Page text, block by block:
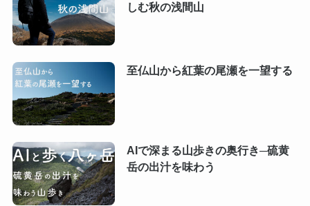
しむ秋の浅間山
至仏山から紅葉の尾瀬を一望する
AIで深まる山歩きの奥行き─硫黄
岳の出汁を味わう